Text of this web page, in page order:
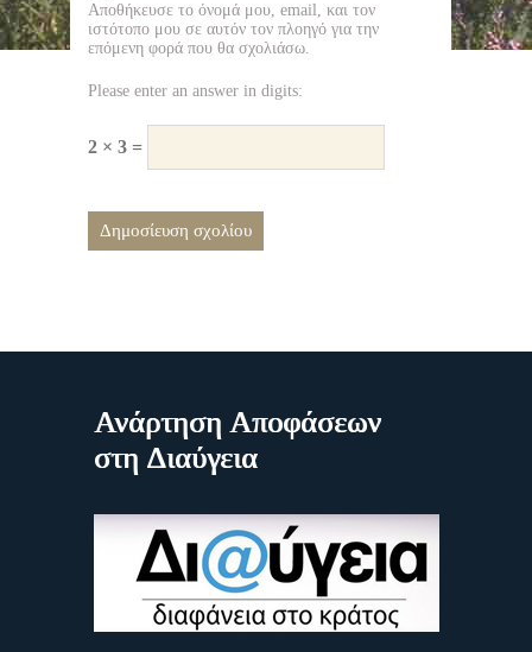
Αποθήκευσε το όνομά μου, email, και τον
ιστότοπο μου σε αυτόν τον πλοηγό για την
επόμενη φορά που θα σχολιάσω.
Please enter an answer in digits:
2 × 3 =
Ανάρτηση Αποφάσεων
στη Διαύγεια